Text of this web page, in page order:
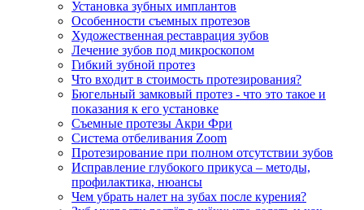
Установка зубных имплантов
Особенности съемных протезов
Художественная реставрация зубов
Лечение зубов под микроскопом
Гибкий зубной протез
Что входит в стоимость протезирования?
Бюгельный замковый протез - что это такое и
показания к его установке
Съемные протезы Акри Фри
Система отбеливания Zoom
Протезирование при полном отсутствии зубов
Исправление глубокого прикуса – методы,
профилактика, нюансы
Чем убрать налет на зубах после курения?